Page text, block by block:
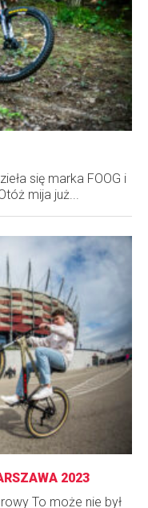
się marka FOOG i
mija już...
2023
To może nie był